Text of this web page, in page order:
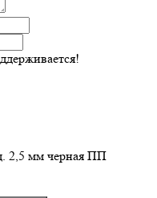
2,5 мм черная ПП